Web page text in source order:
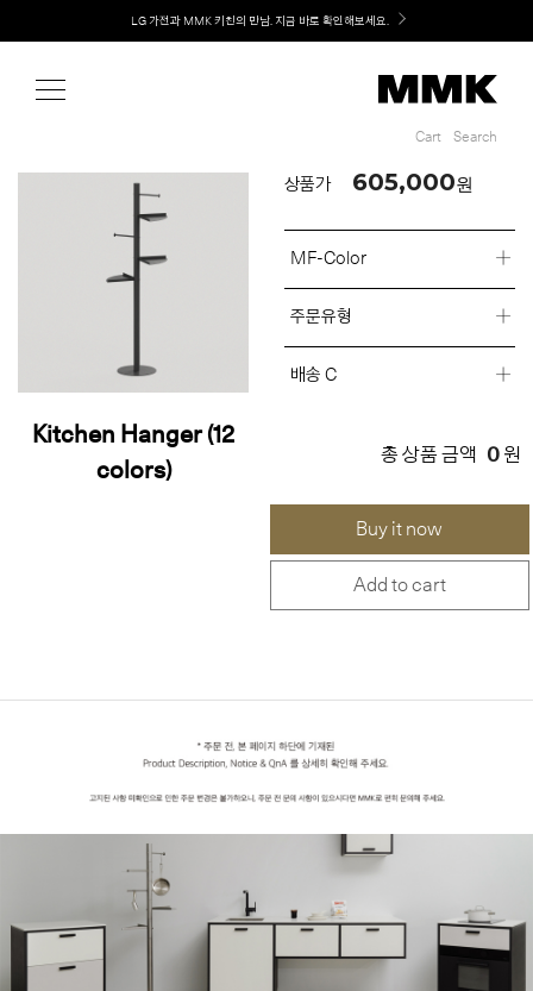
Welcome! 신규 회원가입 시 MMK Shop Coupon (총 60만원) 지급
Cart Search
Kitchen Hanger (12
colors)
상품가 605,000원
MF-Color
주문유형
배송 C
총 상품 금액 0 원
Buy it now
Add to cart